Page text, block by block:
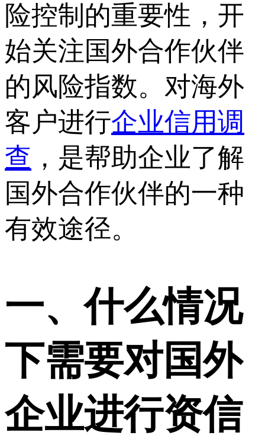
险控制的重要性，开
始关注国外合作伙伴
的风险指数。对海外
客户进行企业信用调
查 ，是帮助企业了解
国外合作伙伴的一种
有效途径。
一、什么情况
下需要对国外
企业进行资信